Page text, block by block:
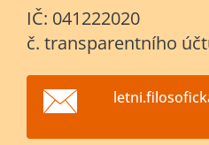
IČ: 041222020
č. transparentního
letni.filosofick